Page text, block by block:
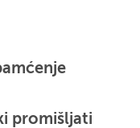
promišljati